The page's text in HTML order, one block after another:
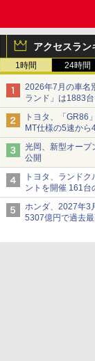
アクセスラン
1時間 24時間
2026年7月の車名
ランド」は1883
は2591台で27位に
トヨタ、「GR86
MT仕様の5速か
作性向上など
光岡、新型オープ
公開
トヨタ、ランド
ントを開催 161台
ホンダ、2027年3
5307億円で過去